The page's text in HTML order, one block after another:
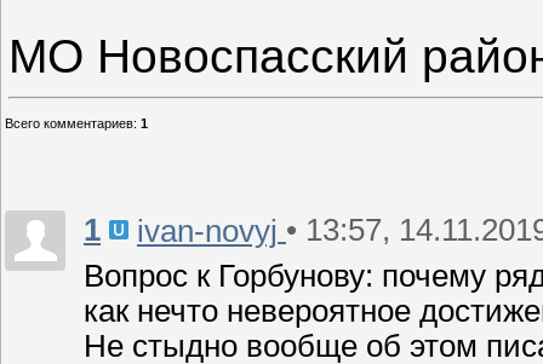
МО Новоспасский
Всего комментариев: 1
1 ivan-novyj • 13:57,
Вопрос к Горбунову: почему
как нечто невероятное
Не стыдно вообще об этом